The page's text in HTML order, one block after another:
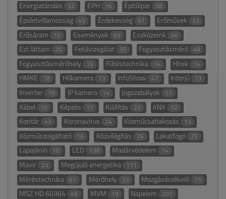
Energiatárolás 32 EPH 16 Építőipar 58
Épületvillamosság 45 Érdekesség 97 Erőművek 33
Erősáram 15 Események 69 Eszközeink 46
Ezt láttam 26 Felülvizsgálat 35 Fogyasztásmérő 48
Fogyasztásmérőhely 19 Fűtéstechnika 14 Hírek 14
HMKE 18 Hőkamera 13 InfoShow 47 Interjú 13
Inverter 19 IP kamera 14 Jogszabályok 53
Kábel 15 Képzés 17 Kiállítás 23 KNX 32
Kontár 43 Koronavírus 24 Közműcsatlakozás 13
Közműszolgáltató 16 Közvilágítás 26 Lakatfogó 25
Lapajánló 16 LED 138 Madárvédelem 14
Mavir 23 Megújuló energetika 111
Méréstechnika 61 Mérőhely 23 Mozgásérzékelő 15
MSZ HD 60364 45 MVM 19 Napelem 207